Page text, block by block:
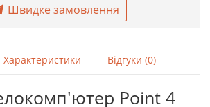
Швидке замовлення
Характеристики Відгуки (0)
Point 4